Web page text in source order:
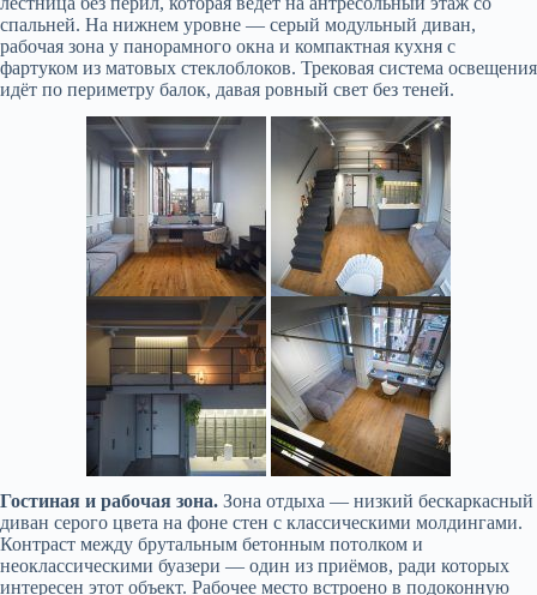
спальней. На нижнем уровне — серый модульный диван,
рабочая зона у панорамного окна и компактная кухня с
фартуком из матовых стеклоблоков. Трековая система освещения
идёт по периметру балок, давая ровный свет без теней.
Гостиная и рабочая зона. Зона отдыха — низкий бескаркасный
диван серого цвета на фоне стен с классическими молдингами.
Контраст между брутальным бетонным потолком и
неоклассическими буазери — один из приёмов, ради которых
интересен этот объект. Рабочее место встроено в подоконную